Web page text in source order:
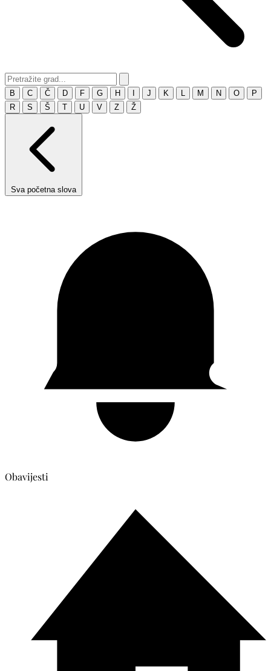
B C Č D F G H J K M N O
P
R
S Š T U V Z Ž
Sva početna slova
Obavijesti